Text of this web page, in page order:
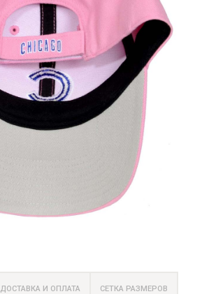
ДОСТАВКА И ОПЛАТА СЕТКА РАЗМЕРОВ